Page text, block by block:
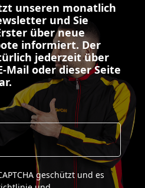
unseren monatlich
und Sie
über neue
informiert. Der
jederzeit über
Mail oder dieser Seite
geschützt und es